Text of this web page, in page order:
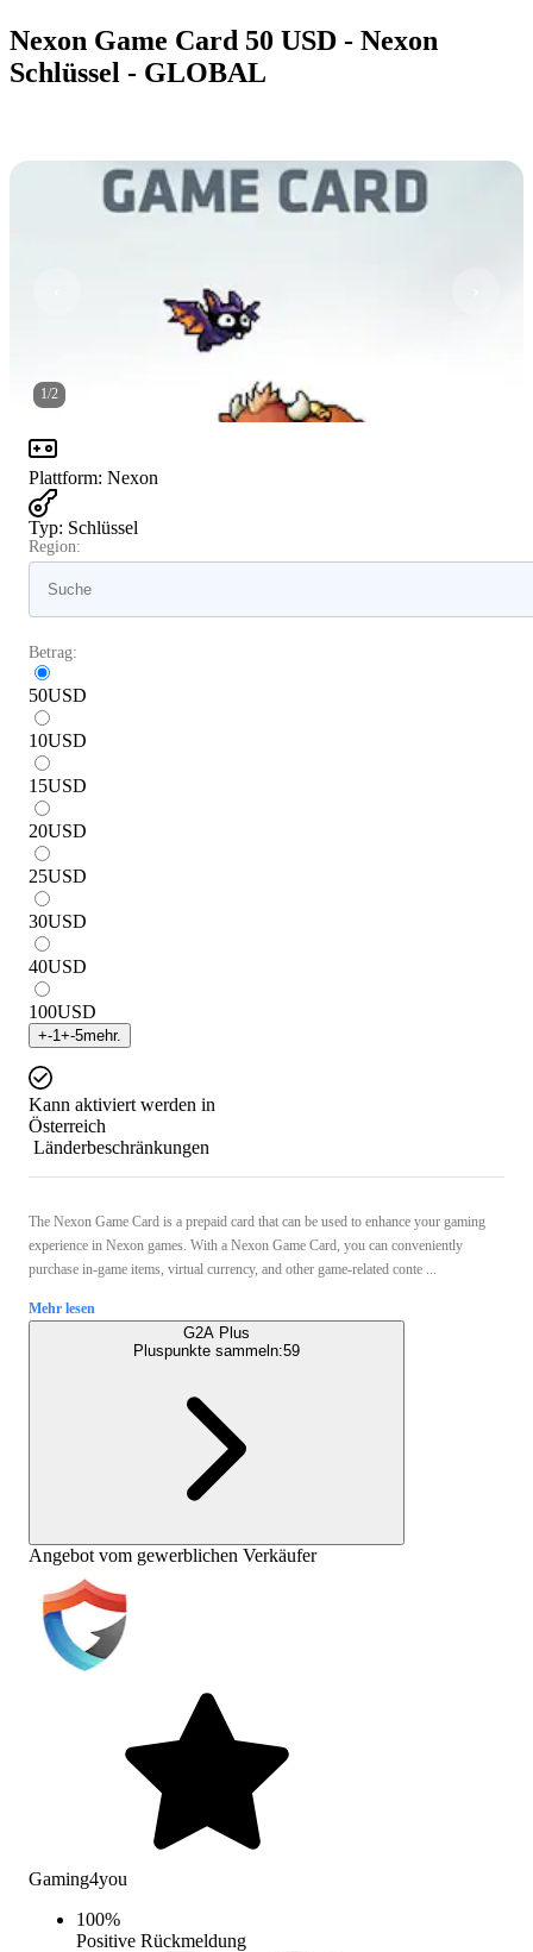
Nexon Game Card 50 USD - Nexon
Schlüssel - GLOBAL
1/2
Plattform: Nexon
Typ: Schlüssel
Region:
Betrag:
50USD
10USD
15USD
20USD
25USD
30USD
40USD
100USD
+-1 +-5mehr.
Kann aktiviert werden in
Österreich
Länderbeschränkungen
The Nexon Game Card is a prepaid card that can be used to enhance your gaming
experience in Nexon games. With a Nexon Game Card, you can conveniently
purchase in-game items, virtual currency, and other game-related conte ...
Mehr lesen
G2A Plus
Pluspunkte sammeln:59
Angebot vom gewerblichen Verkäufer
Gaming4you
100%
Positive Rückmeldung